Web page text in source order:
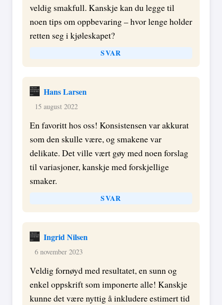
veldig smakfull. Kanskje kan du legge til
noen tips om oppbevaring – hvor lenge holder
retten seg i kjøleskapet?
SVAR
Hans Larsen
15 august 2022
En favoritt hos oss! Konsistensen var akkurat
som den skulle være, og smakene var
delikate. Det ville vært gøy med noen forslag
til variasjoner, kanskje med forskjellige
smaker.
SVAR
Ingrid Nilsen
6 november 2023
Veldig fornøyd med resultatet, en sunn og
enkel oppskrift som imponerte alle! Kanskje
kunne det være nyttig å inkludere estimert tid